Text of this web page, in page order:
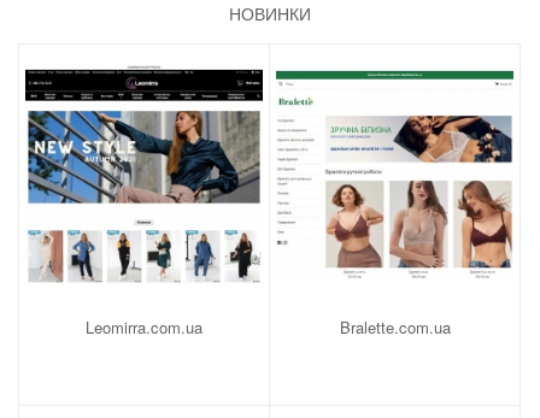
НОВИНКИ
Leomirra.com.ua Bralette.com.ua